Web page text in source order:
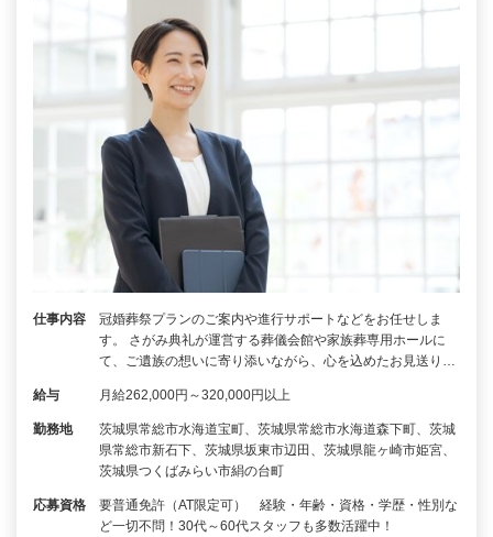
仕事内容
冠婚葬祭プランのご案内や進行サポートなどをお任せしま
す。 さがみ典礼が運営する葬儀会館や家族葬専用ホールに
て、ご遺族の想いに寄り添いながら、心を込めたお見送り…
給与 月給262,000円～320,000円以上
勤務地
茨城県常総市水海道宝町、茨城県常総市水海道森下町、茨城
県常総市新石下、茨城県坂東市辺田、茨城県龍ヶ崎市姫宮、
茨城県つくばみらい市絹の台町
応募資格
要普通免許（AT限定可） 経験・年齢・資格・学歴・性別な
ど一切不問！30代～60代スタッフも多数活躍中！